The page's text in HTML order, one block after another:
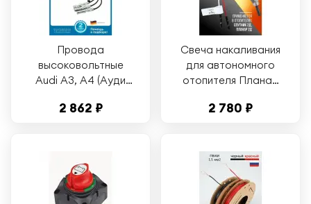
Провода
высоковольтные
Audi A3, A4 (Ауди
Octavia I, II (Шкода
(Фольксваген Гольф
6, Пассат)
2 862 ₽
Свеча накаливания
для автономного
отопителя Планар
Вольт СБ. 2615
2 780 ₽